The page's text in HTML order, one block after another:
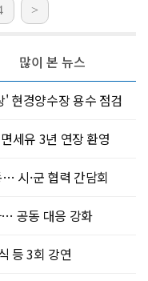
>
현경양수장 용수 점검
세유 3년 연장 환영
시·군 협력 간담회
공동 대응 강화
등 3회 강연
많이 본 뉴스